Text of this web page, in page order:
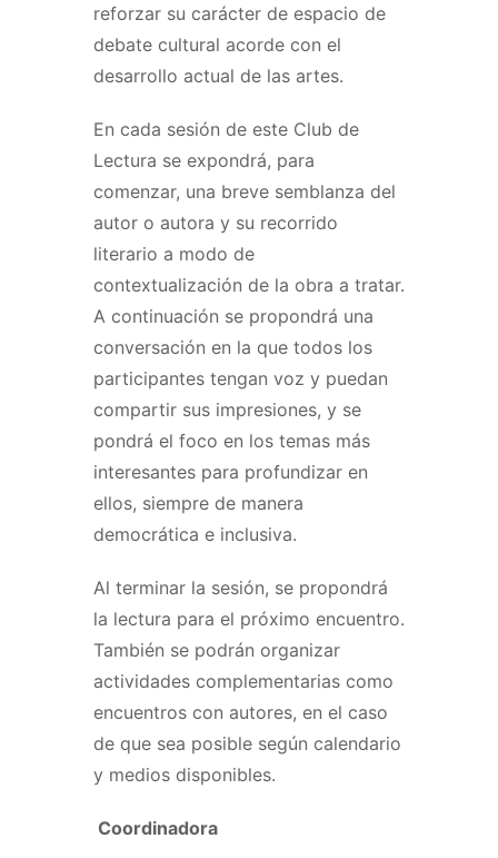
reforzar su carácter de espacio de
debate cultural acorde con el
desarrollo actual de las artes.
En cada sesión de este Club de
Lectura se expondrá, para
comenzar, una breve semblanza del
autor o autora y su recorrido
literario a modo de
contextualización de la obra a tratar.
A continuación se propondrá una
conversación en la que todos los
participantes tengan voz y puedan
compartir sus impresiones, y se
pondrá el foco en los temas más
interesantes para profundizar en
ellos, siempre de manera
democrática e inclusiva.
Al terminar la sesión, se propondrá
la lectura para el próximo encuentro.
También se podrán organizar
actividades complementarias como
encuentros con autores, en el caso
de que sea posible según calendario
y medios disponibles.
Coordinadora